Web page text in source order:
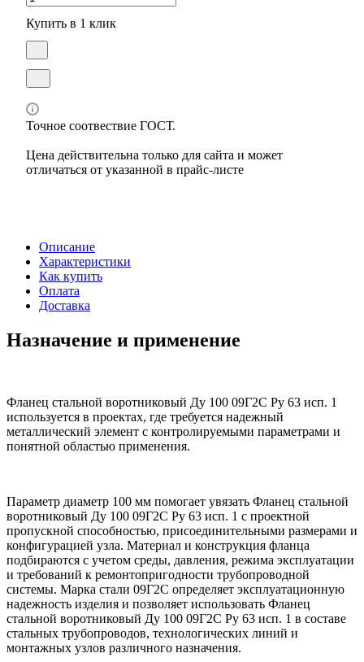
Купить в 1 клик
Точное соотвествие ГОСТ.
Цена действительна только для сайта и может
отличаться от указанной в прайс-листе
Описание
Характеристики
Как купить
Оплата
Доставка
Назначение и применение
Фланец стальной воротниковый Ду 100 09Г2С Ру 63 исп. 1
используется в проектах, где требуется надежный
металлический элемент с контролируемыми параметрами и
понятной областью применения.
Параметр диаметр 100 мм помогает увязать Фланец стальной
воротниковый Ду 100 09Г2С Ру 63 исп. 1 с проектной
пропускной способностью, присоединительными размерами и
конфигурацией узла. Материал и конструкция фланца
подбираются с учетом среды, давления, режима эксплуатации
и требований к ремонтопригодности трубопроводной
системы. Марка стали 09Г2С определяет эксплуатационную
надежность изделия и позволяет использовать Фланец
стальной воротниковый Ду 100 09Г2С Ру 63 исп. 1 в составе
стальных трубопроводов, технологических линий и
монтажных узлов различного назначения.